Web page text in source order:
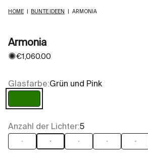
HOME BUNTE IDEEN ARMONIA
Armonia
✺Angebot
€1,060.00
Glasfarbe:Grün und Pink
Grün und Pink
Anzahl der Lichter:5
3 5 6 8 10